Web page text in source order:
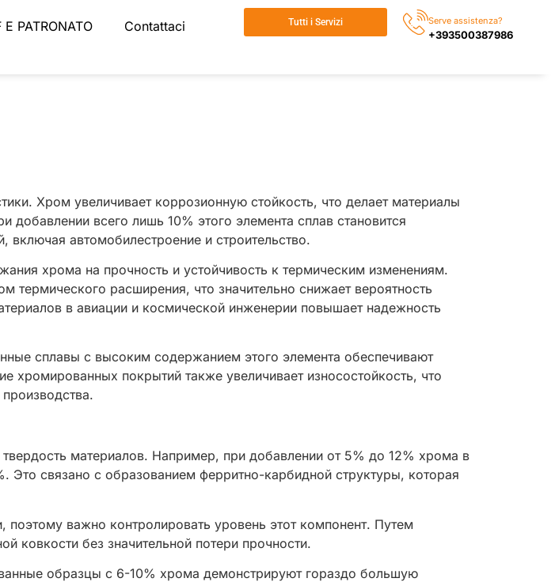
PATRONATO Contattaci Tutti i Servizi Serve assistenza?
+393500387986
Хром увеличивает коррозионную стойкость, что делает материалы
всего лишь 10% этого элемента сплав становится
автомобилестроение и строительство.
хрома на прочность и устойчивость к термическим изменениям.
термического расширения, что значительно снижает вероятность
в авиации и космической инженерии повышает надежность
сплавы с высоким содержанием этого элемента обеспечивают
хромированных покрытий также увеличивает износостойкость, что
материалов. Например, при добавлении от 5% до 12% хрома в
связано с образованием ферритно-карбидной структуры, которая
важно контролировать уровень этот компонент. Путем
без значительной потери прочности.
образцы с 6-10% хрома демонстрируют гораздо большую